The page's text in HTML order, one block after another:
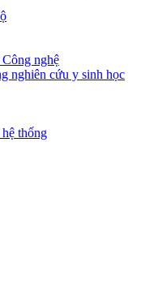
nghệ
nghiên cứu y sinh học
thống